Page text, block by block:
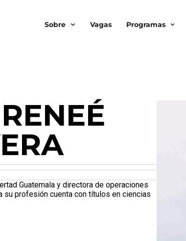
Sobre Vagas Programas
Guatemala y directora de operaciones
su profesión cuenta con títulos en ciencias